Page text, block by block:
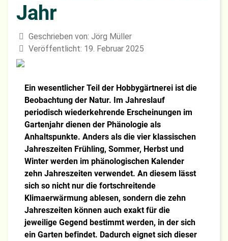
Jahr
Geschrieben von: Jörg Müller
Veröffentlicht: 19. Februar 2025
Ein wesentlicher Teil der Hobbygärtnerei ist die
Beobachtung der Natur. Im Jahreslauf
periodisch wiederkehrende Erscheinungen im
Gartenjahr dienen der Phänologie als
Anhaltspunkte. Anders als die vier klassischen
Jahreszeiten Frühling, Sommer, Herbst und
Winter werden im phänologischen Kalender
zehn Jahreszeiten verwendet. An diesem lässt
sich so nicht nur die fortschreitende
Klimaerwärmung ablesen, sondern die zehn
Jahreszeiten können auch exakt für die
jeweilige Gegend bestimmt werden, in der sich
ein Garten befindet. Dadurch eignet sich dieser